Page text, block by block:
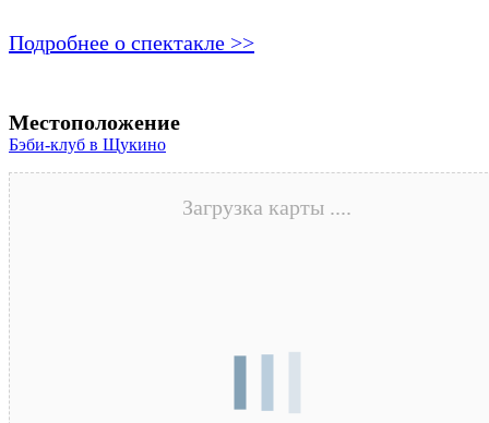
Подробнее о спектакле >>
Местоположение
Бэби-клуб в Щукино
Загрузка карты ....